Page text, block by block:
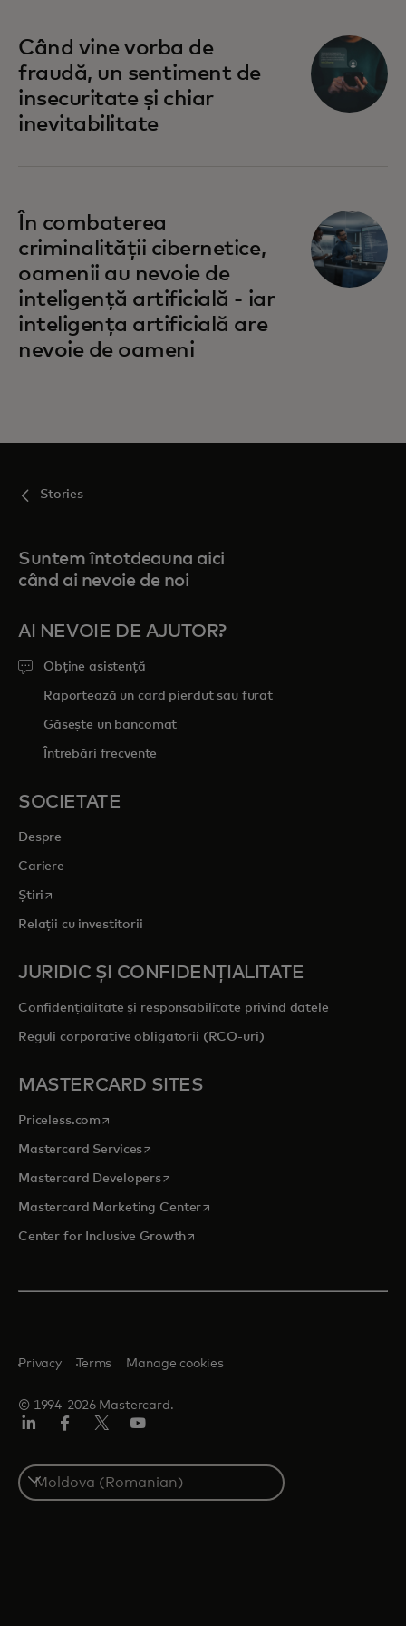
Când vine vorba de
fraudă, un sentiment de
insecuritate și chiar
inevitabilitate
În combaterea
criminalității cibernetice,
oamenii au nevoie de
inteligență artificială - iar
inteligența artificială are
nevoie de oameni
Stories
Suntem întotdeauna aici
când ai nevoie de noi
AI NEVOIE DE AJUTOR?
Obține asistență
Raportează un card pierdut sau furat
Găsește un bancomat
Întrebări frecvente
SOCIETATE
Despre
Cariere
Știri opens in a new tab
Relații cu investitorii
JURIDIC ȘI CONFIDENȚIALITATE
Confidențialitate și responsabilitate privind datele
Reguli corporative obligatorii (RCO-uri)
MASTERCARD SITES
Priceless.com opens in a new tab
Mastercard Servicesopens in a new tab
Mastercard Developersopens in a new tab
Mastercard Marketing Centeropens in a new tab
Center for Inclusive Growthopens in a new tab
© 1994-2026 Mastercard.
Privacy Terms Manage cookies
Select
a
country